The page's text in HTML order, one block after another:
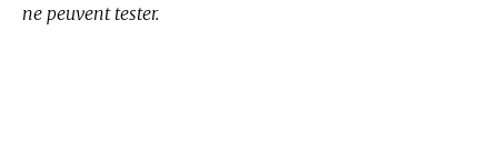
ne peuvent tester.